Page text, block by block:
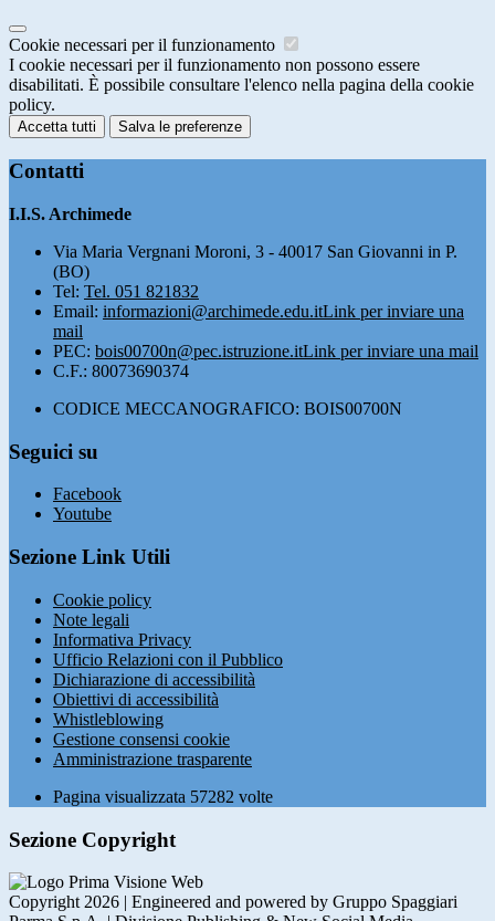
Cookie necessari per il funzionamento
I cookie necessari per il funzionamento non possono essere
disabilitati. È possibile consultare l'elenco nella pagina della cookie
policy.
Accetta tutti Salva le preferenze
Contatti
I.I.S. Archimede
Via Maria Vergnani Moroni, 3 - 40017 San Giovanni in P.
(BO)
Tel: Tel. 051 821832
Email: informazioni@archimede.edu.itLink per inviare una
mail
PEC: bois00700n@pec.istruzione.itLink per inviare una mail
C.F.: 80073690374
CODICE MECCANOGRAFICO: BOIS00700N
Seguici su
Facebook
Youtube
Sezione Link Utili
Cookie policy
Note legali
Informativa Privacy
Ufficio Relazioni con il Pubblico
Dichiarazione di accessibilità
Obiettivi di accessibilità
Whistleblowing
Gestione consensi cookie
Amministrazione trasparente
Pagina visualizzata 57282 volte
Sezione Copyright
Copyright 2026 | Engineered and powered by Gruppo Spaggiari